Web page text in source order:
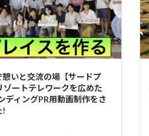
憩いと交流の場【サードプ
ゾートテレワークを広めた
ディングPR用動画制作をさ
!